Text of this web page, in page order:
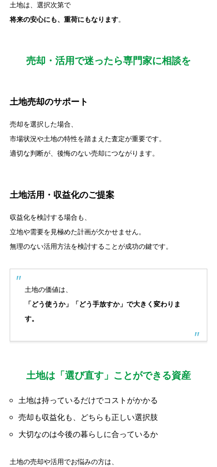
土地は、選択次第で
将来の安心にも、重荷にもなります。
売却・活用で迷ったら専門家に相談を
土地売却のサポート
売却を選択した場合、
市場状況や土地の特性を踏まえた査定が重要です。
適切な判断が、後悔のない売却につながります。
土地活用・収益化のご提案
収益化を検討する場合も、
立地や需要を見極めた計画が欠かせません。
無理のない活用方法を検討することが成功の鍵です。
土地の価値は、
「どう使うか」「どう手放すか」で大きく変わりま
す。
土地は「選び直す」ことができる資産
土地は持っているだけでコストがかかる
売却も収益化も、どちらも正しい選択肢
大切なのは今後の暮らしに合っているか
土地の売却や活用でお悩みの方は、